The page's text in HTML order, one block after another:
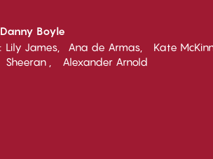
Danny Boyle
Lily James Ana de Armas Kate
Sheeran
Alexander Arnold